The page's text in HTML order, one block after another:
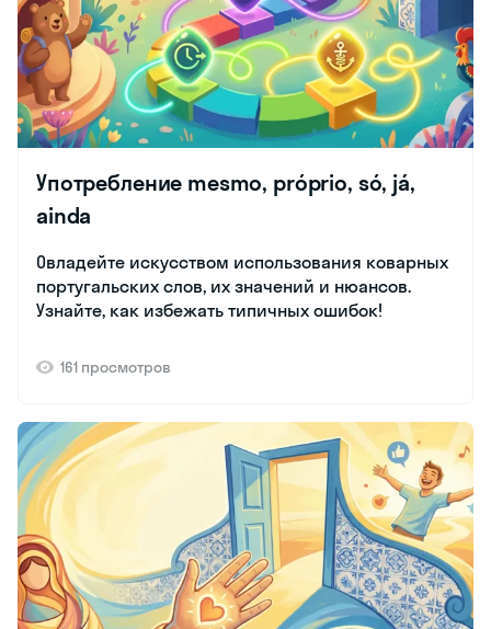
Употребление mesmo, próprio, só, já,
ainda
Овладейте искусством использования коварных
португальских слов, их значений и нюансов.
Узнайте, как избежать типичных ошибок!
161 просмотров